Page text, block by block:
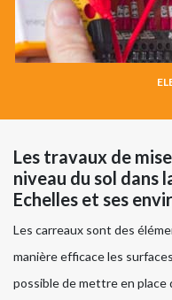
Les travaux de
niveau du sol dans
Echelles et ses
Les carreaux sont des
manière efficace les
possible de mettre en place